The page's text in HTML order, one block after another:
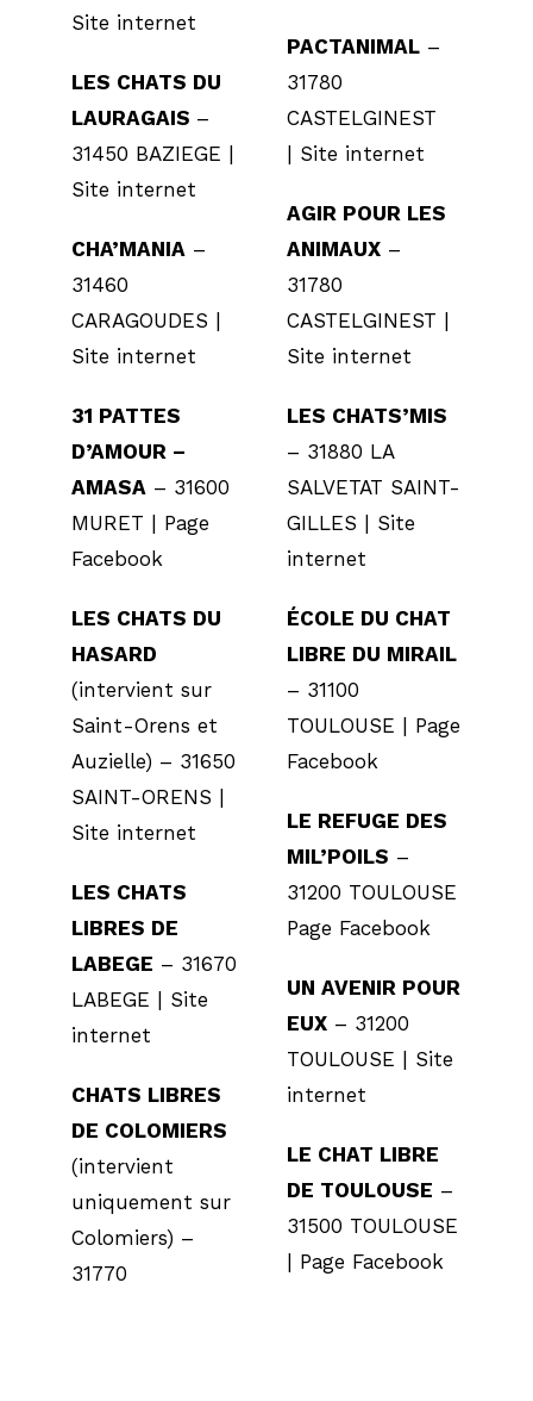
Site internet
LES CHATS DU
LAURAGAIS –
31450 BAZIEGE |
Site internet
CHA’MANIA –
31460
CARAGOUDES |
Site internet
31 PATTES
D’AMOUR –
AMASA – 31600
MURET | Page
Facebook
LES CHATS DU
HASARD
(intervient sur
Saint-Orens et
Auzielle) – 31650
SAINT-ORENS |
Site internet
LES CHATS
LIBRES DE
LABEGE – 31670
LABEGE | Site
internet
CHATS LIBRES
DE COLOMIERS
(intervient
uniquement sur
Colomiers) –
31770
PACTANIMAL –
31780
CASTELGINEST
| Site internet
AGIR POUR LES
ANIMAUX –
31780
CASTELGINEST |
Site internet
LES CHATS’MIS
– 31880 LA
SALVETAT SAINT-
GILLES | Site
internet
ÉCOLE DU CHAT
LIBRE DU MIRAIL
– 31100
TOULOUSE | Page
Facebook
LE REFUGE DES
MIL’POILS –
31200 TOULOUSE
Page Facebook
UN AVENIR POUR
EUX – 31200
TOULOUSE | Site
internet
LE CHAT LIBRE
DE TOULOUSE –
31500 TOULOUSE
| Page Facebook